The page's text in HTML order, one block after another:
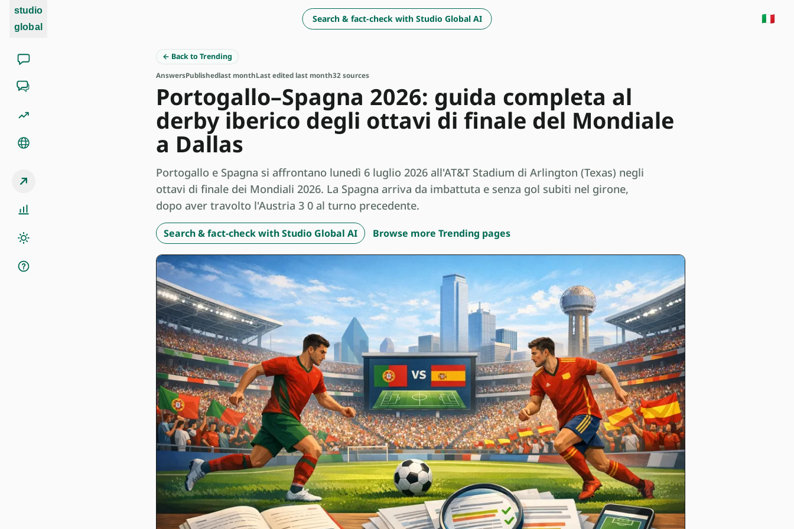
studio
global
Search & fact-check with Studio Global AI 🇮🇹
← Back to Trending
AnswersPublishedlast monthLast edited last month32 sources
Portogallo–Spagna 2026: guida completa al
derby iberico degli ottavi di finale del Mondiale
a Dallas
Portogallo e Spagna si affrontano lunedì 6 luglio 2026 all'AT&T Stadium di Arlington (Texas) negli
ottavi di finale dei Mondiali 2026. La Spagna arriva da imbattuta e senza gol subiti nel girone,
dopo aver travolto l'Austria 3 0 al turno precedente.
Search & fact-check with Studio Global AI Browse more Trending pages